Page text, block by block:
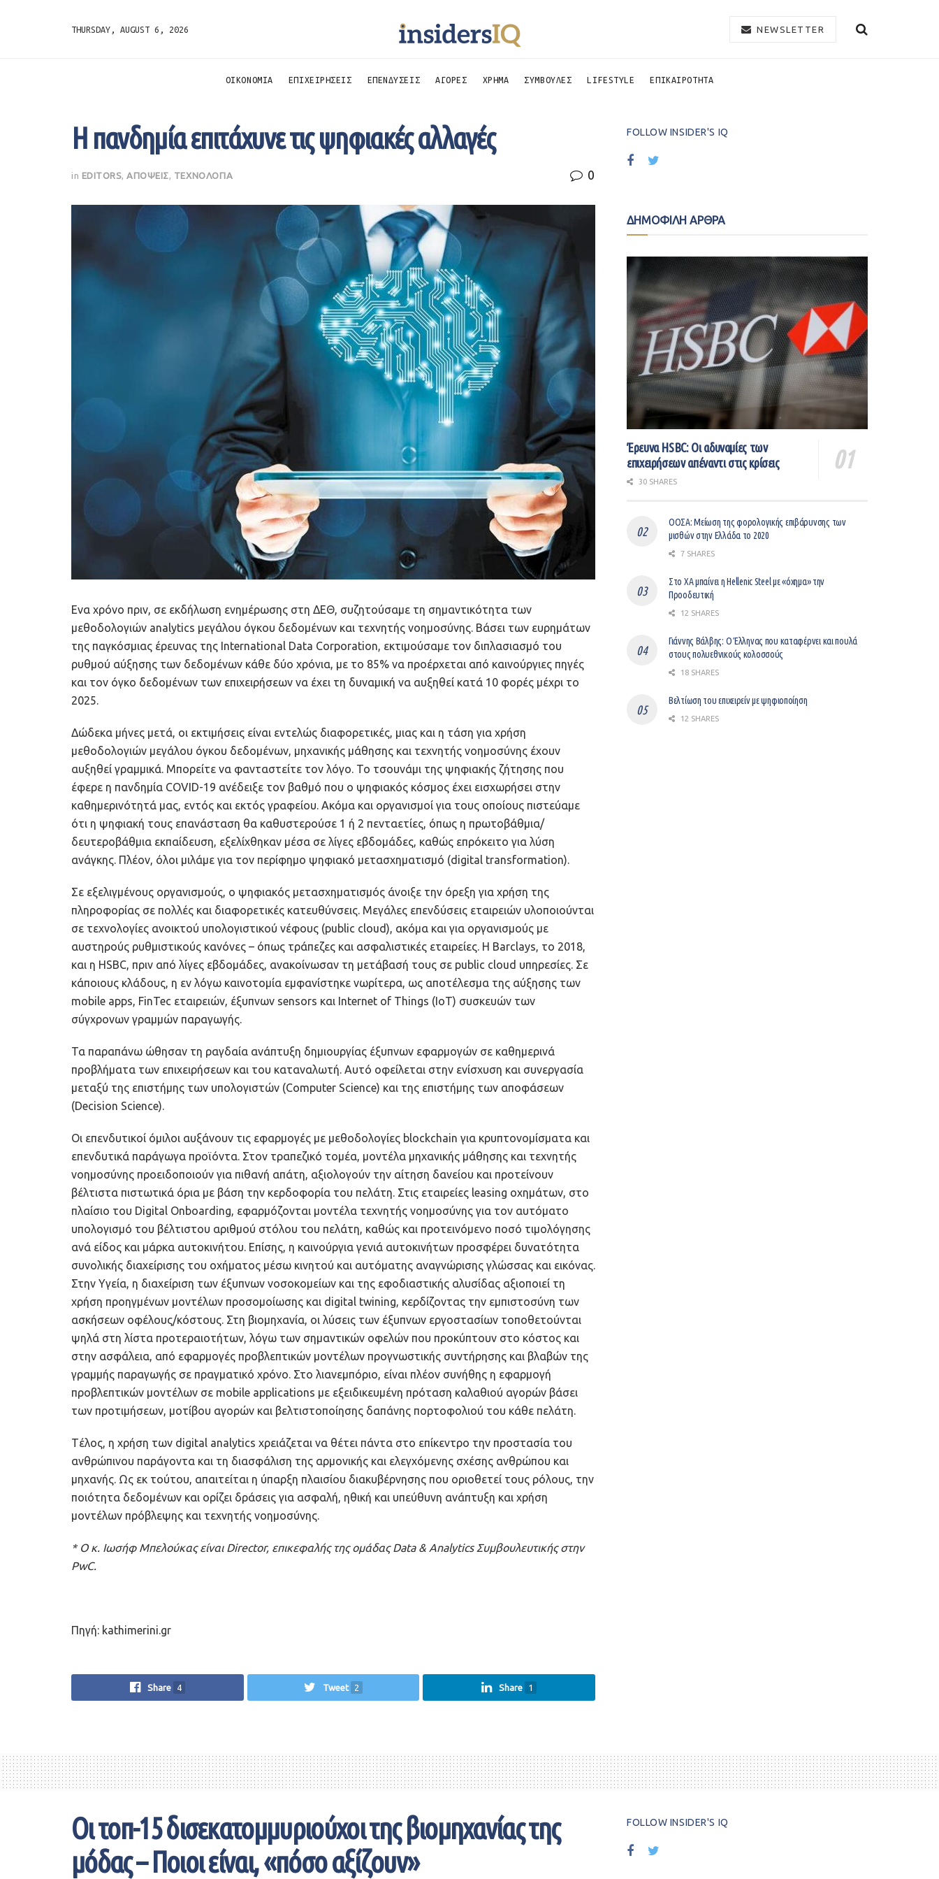
THURSDAY, AUGUST 6, 2026 NEWSLETTER
ΟΙΚΟΝΟΜΙΑ ΕΠΙΧΕΙΡΗΣΕΙΣ ΕΠΕΝΔΥΣΕΙΣ ΑΓΟΡΕΣ ΧΡΗΜΑ ΣΥΜΒΟΥΛΕΣ LIFESTYLE ΕΠΙΚΑΙΡΟΤΗΤΑ
Η πανδημία επιτάχυνε τις ψηφιακές αλλαγές
in EDITORS ΑΠΟΨΕΙΣ ΤΕΧΝΟΛΟΓΙΑ 0
Ενα χρόνο πριν, σε εκδήλωση ενημέρωσης στη ΔΕΘ, συζητούσαμε τη σημαντικότητα των
μεθοδολογιών analytics μεγάλου όγκου δεδομένων και τεχνητής νοημοσύνης. Βάσει των ευρημάτων
της παγκόσμιας έρευνας της International Data Corporation, εκτιμούσαμε τον διπλασιασμό του
ρυθμού αύξησης των δεδομένων κάθε δύο χρόνια, με το 85% να προέρχεται από καινούργιες πηγές
και τον όγκο δεδομένων των επιχειρήσεων να έχει τη δυναμική να αυξηθεί κατά 10 φορές μέχρι το
2025.
Δώδεκα μήνες μετά, οι εκτιμήσεις είναι εντελώς διαφορετικές, μιας και η τάση για χρήση
μεθοδολογιών μεγάλου όγκου δεδομένων, μηχανικής μάθησης και τεχνητής νοημοσύνης έχουν
αυξηθεί γραμμικά. Μπορείτε να φανταστείτε τον λόγο. Το τσουνάμι της ψηφιακής ζήτησης που
έφερε η πανδημία COVID-19 ανέδειξε τον βαθμό που ο ψηφιακός κόσμος έχει εισχωρήσει στην
καθημερινότητά μας, εντός και εκτός γραφείου. Ακόμα και οργανισμοί για τους οποίους πιστεύαμε
ότι η ψηφιακή τους επανάσταση θα καθυστερούσε 1 ή 2 πενταετίες, όπως η πρωτοβάθμια/
δευτεροβάθμια εκπαίδευση, εξελίχθηκαν μέσα σε λίγες εβδομάδες, καθώς επρόκειτο για λύση
ανάγκης. Πλέον, όλοι μιλάμε για τον περίφημο ψηφιακό μετασχηματισμό (digital transformation).
Σε εξελιγμένους οργανισμούς, ο ψηφιακός μετασχηματισμός άνοιξε την όρεξη για χρήση της
πληροφορίας σε πολλές και διαφορετικές κατευθύνσεις. Μεγάλες επενδύσεις εταιρειών υλοποιούνται
σε τεχνολογίες ανοικτού υπολογιστικού νέφους (public cloud), ακόμα και για οργανισμούς με
αυστηρούς ρυθμιστικούς κανόνες – όπως τράπεζες και ασφαλιστικές εταιρείες. Η Barclays, το 2018,
και η HSBC, πριν από λίγες εβδομάδες, ανακοίνωσαν τη μετάβασή τους σε public cloud υπηρεσίες. Σε
κάποιους κλάδους, η εν λόγω καινοτομία εμφανίστηκε νωρίτερα, ως αποτέλεσμα της αύξησης των
mobile apps, FinTec εταιρειών, έξυπνων sensors και Ιnternet of Τhings (IoT) συσκευών των
σύγχρονων γραμμών παραγωγής.
Τα παραπάνω ώθησαν τη ραγδαία ανάπτυξη δημιουργίας έξυπνων εφαρμογών σε καθημερινά
προβλήματα των επιχειρήσεων και του καταναλωτή. Αυτό οφείλεται στην ενίσχυση και συνεργασία
μεταξύ της επιστήμης των υπολογιστών (Computer Science) και της επιστήμης των αποφάσεων
(Decision Science).
Οι επενδυτικοί όμιλοι αυξάνουν τις εφαρμογές με μεθοδολογίες blockchain για κρυπτονομίσματα και
επενδυτικά παράγωγα προϊόντα. Στον τραπεζικό τομέα, μοντέλα μηχανικής μάθησης και τεχνητής
νοημοσύνης προειδοποιούν για πιθανή απάτη, αξιολογούν την αίτηση δανείου και προτείνουν
βέλτιστα πιστωτικά όρια με βάση την κερδοφορία του πελάτη. Στις εταιρείες leasing οχημάτων, στο
πλαίσιο του Digital Onboarding, εφαρμόζονται μοντέλα τεχνητής νοημοσύνης για τον αυτόματο
υπολογισμό του βέλτιστου αριθμού στόλου του πελάτη, καθώς και προτεινόμενο ποσό τιμολόγησης
ανά είδος και μάρκα αυτοκινήτου. Επίσης, η καινούργια γενιά αυτοκινήτων προσφέρει δυνατότητα
συνολικής διαχείρισης του οχήματος μέσω κινητού και αυτόματης αναγνώρισης γλώσσας και εικόνας.
Στην Υγεία, η διαχείριση των έξυπνων νοσοκομείων και της εφοδιαστικής αλυσίδας αξιοποιεί τη
χρήση προηγμένων μοντέλων προσομοίωσης και digital twining, κερδίζοντας την εμπιστοσύνη των
ασκήσεων οφέλους/κόστους. Στη βιομηχανία, οι λύσεις των έξυπνων εργοστασίων τοποθετούνται
ψηλά στη λίστα προτεραιοτήτων, λόγω των σημαντικών οφελών που προκύπτουν στο κόστος και
στην ασφάλεια, από εφαρμογές προβλεπτικών μοντέλων προγνωστικής συντήρησης και βλαβών της
γραμμής παραγωγής σε πραγματικό χρόνο. Στο λιανεμπόριο, είναι πλέον συνήθης η εφαρμογή
προβλεπτικών μοντέλων σε mobile applications με εξειδικευμένη πρόταση καλαθιού αγορών βάσει
των προτιμήσεων, μοτίβου αγορών και βελτιστοποίησης δαπάνης πορτοφολιού του κάθε πελάτη.
Tέλος, η χρήση των digital analytics χρειάζεται να θέτει πάντα στο επίκεντρο την προστασία του
ανθρώπινου παράγοντα και τη διασφάλιση της αρμονικής και ελεγχόμενης σχέσης ανθρώπου και
μηχανής. Ως εκ τούτου, απαιτείται η ύπαρξη πλαισίου διακυβέρνησης που οριοθετεί τους ρόλους, την
ποιότητα δεδομένων και ορίζει δράσεις για ασφαλή, ηθική και υπεύθυνη ανάπτυξη και χρήση
μοντέλων πρόβλεψης και τεχνητής νοημοσύνης.
* Ο κ. Ιωσήφ Μπελούκας είναι Director, επικεφαλής της ομάδας Data & Analytics Συμβουλευτικής στην
PwC.
Πηγή: kathimerini.gr
Share 4 Tweet 2 Share 1
FOLLOW INSIDER'S IQ
ΔΗΜΟΦΙΛΗ ΑΡΘΡΑ
Έρευνα HSBC: Οι αδυναμίες των
επιχειρήσεων απέναντι στις κρίσεις
30 SHARES
ΟΟΣΑ: Μείωση της φορολογικής επιβάρυνσης των
μισθών στην Ελλάδα το 2020
7 SHARES
Στο ΧΑ μπαίνει η Hellenic Steel με «όχημα» την
Προοδευτική
12 SHARES
Γιάννης Βάλβης: O Έλληνας που καταφέρνει και πουλά
στους πολυεθνικούς κολοσσούς
18 SHARES
Βελτίωση του επιχειρείν με ψηφιοποίηση
12 SHARES
Οι τοπ-15 δισεκατομμυριούχοι της βιομηχανίας της
μόδας – Ποιοι είναι, «πόσο αξίζουν»
FOLLOW INSIDER'S IQ